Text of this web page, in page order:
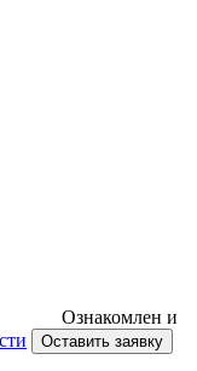
Ознакомлен и
Оставить заявку